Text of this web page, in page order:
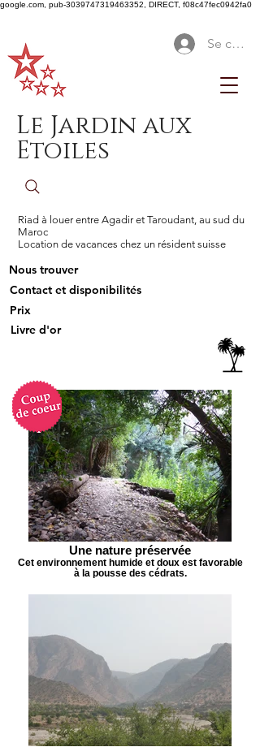
google.com, pub-3039747319463352, DIRECT, f08c47fec0942fa0
Se
Le Jardin aux
Etoiles
Riad à louer entre Agadir et Taroudant, au sud du
Maroc
Location de vacances chez un résident suisse
Nous trouver
Contact et disponibilités
Prix
Livre d'or
Une nature préservée
Cet environnement humide et doux est favorable
à la pousse des cédrats.